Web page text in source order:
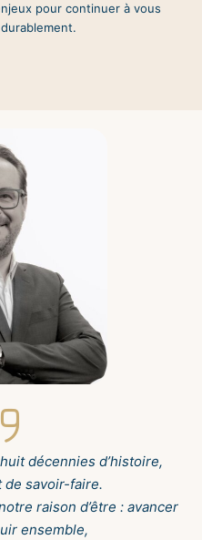
pour continuer à vous
décennies d’histoire,
de savoir-faire.
raison d’être : avancer
ensemble,